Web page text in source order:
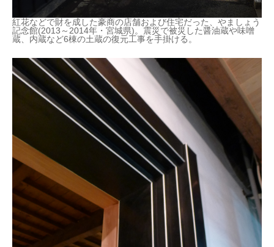
紅花などで財を成した豪商の店舗および住宅だった、やましょう
記念館(2013～2014年・宮城県)。震災で被災した醤油蔵や味噌
蔵、内蔵など6棟の土蔵の復元工事を手掛ける。